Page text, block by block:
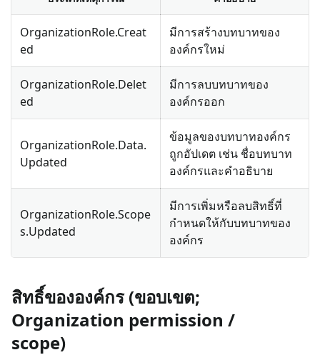
OrganizationRole.Creat
ed
มีการสร้างบทบาทของ
องค์กรใหม่
OrganizationRole.Delet
ed
มีการลบบทบาทของ
องค์กรออก
OrganizationRole.Data.
Updated
ข้อมูลของบทบาทองค์กร
ถูกอัปเดต เช่น ชื่อบทบาท
องค์กรและคำอธิบาย
OrganizationRole.Scope
s.Updated
มีการเพิ่มหรือลบสิทธิ์ที่
กำหนดให้กับบทบาทของ
องค์กร
สิทธิ์ขององค์กร (ขอบเขต;
Organization permission /
scope)